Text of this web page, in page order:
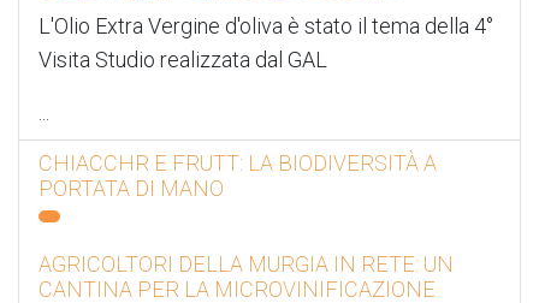
L'Olio Extra Vergine d'oliva è stato il tema della 4°
Visita Studio realizzata dal GAL
...
CHIACCHR E FRUTT: LA BIODIVERSITÀ A
PORTATA DI MANO
AGRICOLTORI DELLA MURGIA IN RETE: UN
CANTINA PER LA MICROVINIFICAZIONE